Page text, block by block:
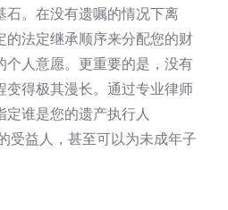
石。在没有遗嘱的情况下离
的法定继承顺序来分配您的财
个人意愿。更重要的是，没有
变得极其漫长。通过专业律师
谁是您的遗产执行人
受益人，甚至可以为未成年子